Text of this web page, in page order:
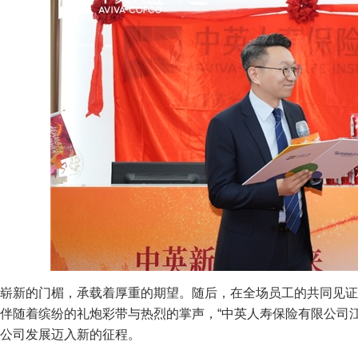
崭新的门楣，承载着厚重的期望。随后，在全场员工的共同见
伴随着缤纷的礼炮彩带与热烈的掌声，“中英人寿保险有限公司
公司发展迈入新的征程。